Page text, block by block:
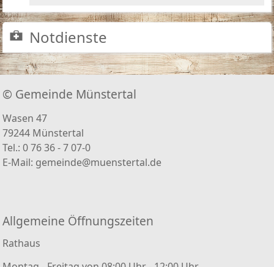
Notdienste
© Gemeinde Münstertal
Wasen 47
79244 Münstertal
Tel.: 0 76 36 - 7 07-0
E-Mail: gemeinde@muenstertal.de
Allgemeine Öffnungszeiten
Rathaus